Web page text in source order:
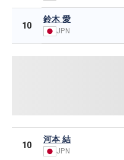
10
鈴木 愛
JPN
10
河本 結
JPN